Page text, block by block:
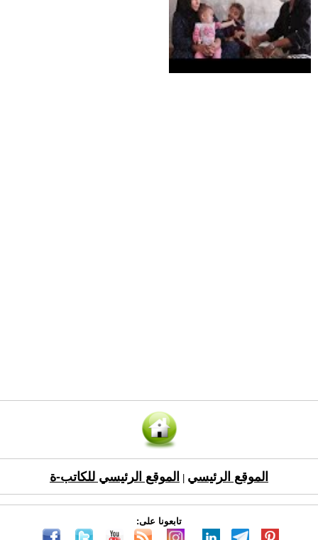
الموقع الرئيسي الموقع الرئيسي للكاتب-ة
تابعونا على: